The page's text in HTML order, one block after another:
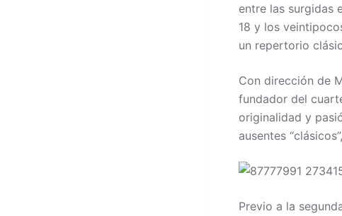
entre las surgidas
18 y los
un repertorio
Con dirección de
fundador del
originalidad y
ausentes
Previo a la